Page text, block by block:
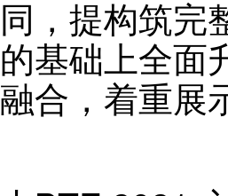
同，提构筑完
的基础上全面
融合，着重展